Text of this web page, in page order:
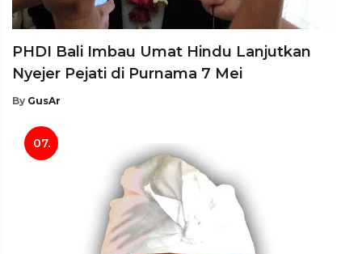
PHDI Bali Imbau Umat Hindu Lanjutkan
Nyejer Pejati di Purnama 7 Mei
By GusAr
07.